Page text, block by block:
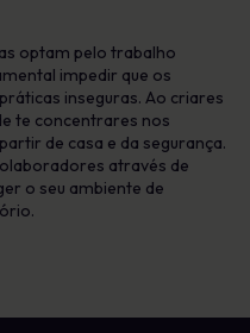
optam pelo trabalho
impedir que os
inseguras. Ao criares
te concentrares nos
de casa e da segurança.
através de
o seu ambiente de